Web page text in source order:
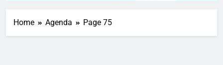
Home Agenda Page 75